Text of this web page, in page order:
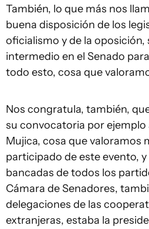
También, lo que más nos
buena disposición de los
oficialismo y de la
intermedio en el Senado
todo esto, cosa que
Nos congratula, también,
su convocatoria por ejemplo
Mujica, cosa que valoramos
participado de este evento,
bancadas de todos los
Cámara de Senadores,
delegaciones de las
extranjeras, estaba la